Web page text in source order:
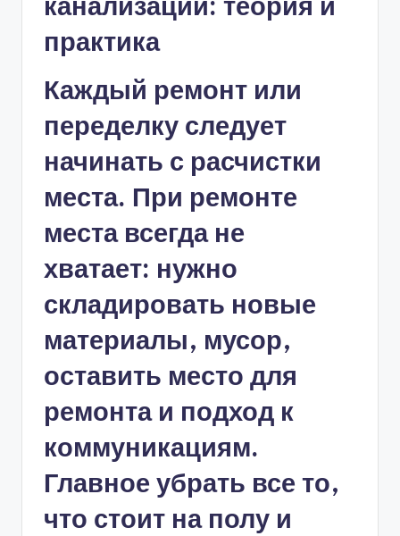
Каждый ремонт или
переделку следует
начинать с расчистки
места. При ремонте
места всегда не
хватает: нужно
складировать новые
материалы, мусор,
оставить место для
ремонта и подход к
коммуникациям.
Главное убрать все то,
что стоит на полу и